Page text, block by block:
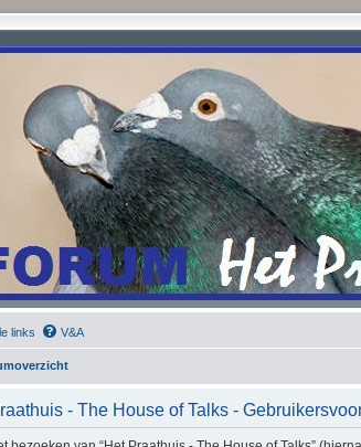
links V&A
- The House of Talks -